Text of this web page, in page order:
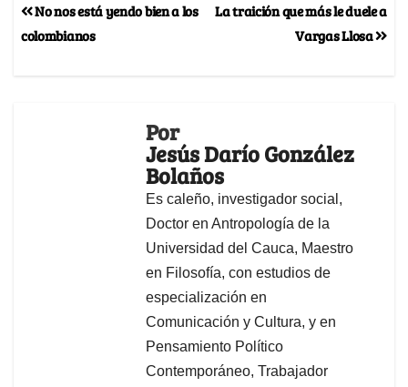
La traición que más le duele a
Vargas Llosa
No nos está yendo bien a los
colombianos
Por
Jesús Darío González
Bolaños
Es caleño, investigador social,
Doctor en Antropología de la
Universidad del Cauca, Maestro
en Filosofía, con estudios de
especialización en
Comunicación y Cultura, y en
Pensamiento Político
Contemporáneo, Trabajador